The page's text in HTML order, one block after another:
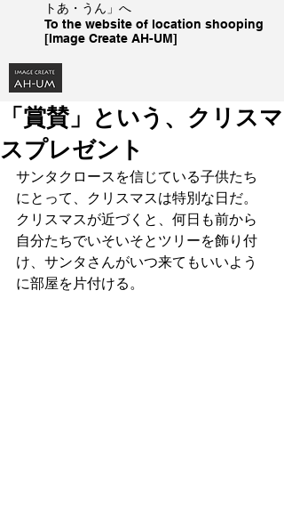
トあ・うん」へ
To the website of location shooping
[Image Create AH-UM]
「賞賛」という、クリスマ
スプレゼント
サンタクロースを信じている子供たち
にとって、クリスマスは特別な日だ。
クリスマスが近づくと、何日も前から
自分たちでいそいそとツリーを飾り付
け、サンタさんがいつ来てもいいよう
に部屋を片付ける。